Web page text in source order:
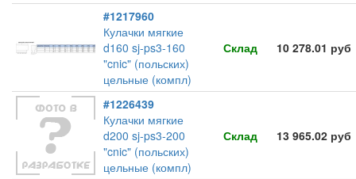
#1217960
Кулачки мягкие
d160 sj-ps3-160
"cnic" (польских)
цельные (компл)
Склад 10 278.01 руб
#1226439
Кулачки мягкие
d200 sj-ps3-200
"cnic" (польских)
цельные (компл)
Склад 13 965.02 руб